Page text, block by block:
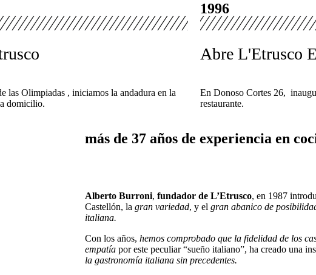
las Olimpiadas , iniciamos la andadura en la
domicilio.
1996
Abre L'Etrusco
En Donoso Cortes 26,
restaurante.
más de 37 años de experiencia en
Alberto Burroni, fundador de L’Etrusco, en 1987
Castellón, la gran variedad, y el gran abanico de
italiana.
Con los años, hemos comprobado que la fidelidad de los
empatía por este peculiar “sueño italiano”, ha creado una
la gastronomía italiana sin precedentes.